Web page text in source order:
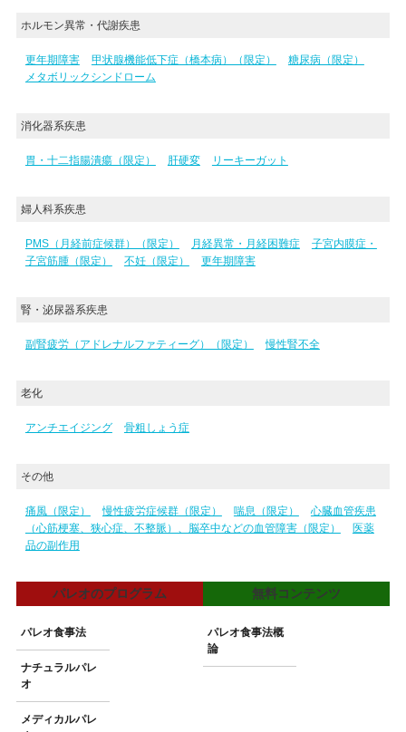
ホルモン異常・代謝疾患
更年期障害 甲状腺機能低下症（橋本病）（限定）
糖尿病（限定）
メタボリックシンドローム
消化器系疾患
胃・十二指腸潰瘍（限定） 肝硬変 リーキーガット
婦人科系疾患
PMS（月経前症候群）（限定） 月経異常・月経困難症
子宮内膜症・
子宮筋腫（限定）
不妊（限定） 更年期障害
腎・泌尿器系疾患
副腎疲労（アドレナルファティーグ）（限定） 慢性腎不全
老化
アンチエイジング 骨粗しょう症
その他
痛風（限定） 慢性疲労症候群（限定） 喘息（限定）
心臓血管疾患
（心筋梗塞、狭心症、不整脈）、脳卒中などの血管障害（限定）
医薬
品の副作用
パレオのプログラム
パレオ食事法
ナチュラルパレ
オ
メディカルパレ
無料コンテンツ
パレオ食事法概
論